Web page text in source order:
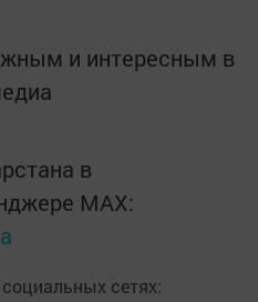
и интересным в
в
MАХ:
сетях: